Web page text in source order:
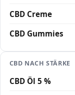
CBD Creme
CBD Gummies
CBD NACH STÄRKE
CBD Öl 5 %